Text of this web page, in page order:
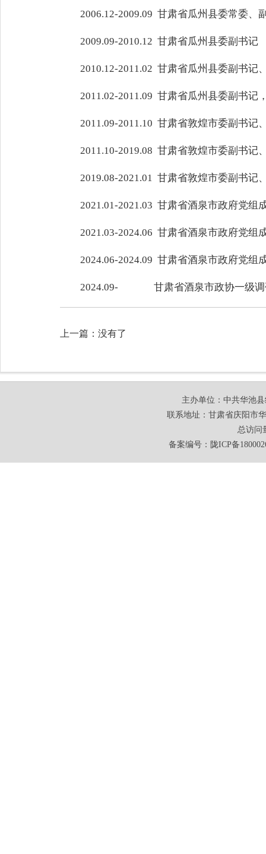
2006.12-2009.09 甘肃省瓜州县委常委、
2009.09-2010.12 甘肃省瓜州县委副书记
2010.12-2011.02 甘肃省瓜州县委副书记
2011.02-2011.09 甘肃省瓜州县委副书记
2011.09-2011.10 甘肃省敦煌市委副书记
2011.10-2019.08 甘肃省敦煌市委副书记
2019.08-2021.01 甘肃省敦煌市委副书记
2021.01-2021.03 甘肃省酒泉市政府党组
2021.03-2024.06 甘肃省酒泉市政府党组
2024.06-2024.09 甘肃省酒泉市政府党组
2024.09- 甘肃省酒泉市政协一级调
上一篇：没有了
主办单位：中共华池
联系地址：甘肃省庆阳市
总访问
备案编号： 陇ICP备